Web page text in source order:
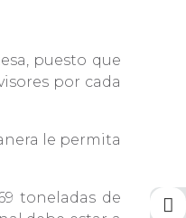
puesto que
por cada
le permita
toneladas de